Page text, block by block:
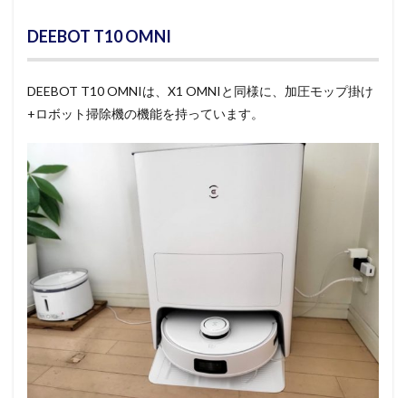
DEEBOT T10 OMNI
DEEBOT T10 OMNIは、X1 OMNIと同様に、加圧モップ掛け
+ロボット掃除機の機能を持っています。